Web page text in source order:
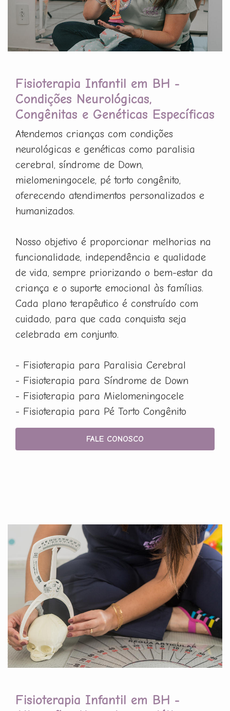
Fisioterapia Infantil em BH -
Condições Neurológicas,
Congênitas e Genéticas Específicas
Atendemos crianças com condições
neurológicas e genéticas como paralisia
cerebral, síndrome de Down,
mielomeningocele, pé torto congênito,
oferecendo atendimentos personalizados e
humanizados.
Nosso objetivo é proporcionar melhorias na
funcionalidade, independência e qualidade
de vida, sempre priorizando o bem-estar da
criança e o suporte emocional às famílias.
Cada plano terapêutico é construído com
cuidado, para que cada conquista seja
celebrada em conjunto.
- Fisioterapia para Paralisia Cerebral
- Fisioterapia para Síndrome de Down
- Fisioterapia para Mielomeningocele
- Fisioterapia para Pé Torto Congênito
FALE CONOSCO
Fisioterapia Infantil em BH -